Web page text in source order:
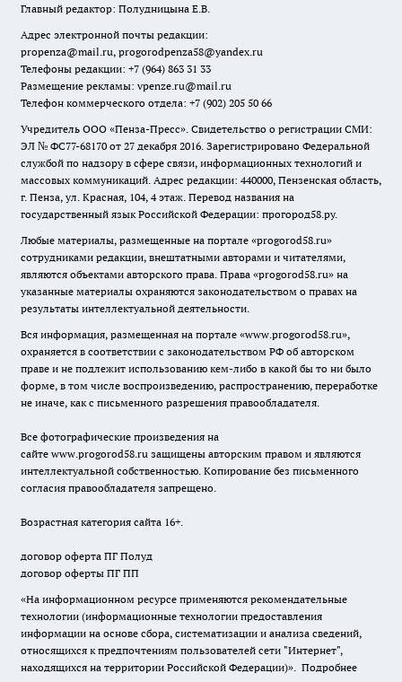
Главный редактор: Полудницына Е.В.
Адрес электронной почты редакции:
propenza@mail.ru, progorodpenza58@yandex.ru
Телефоны редакции: +7 (964) 863 31 33
Размещение рекламы: vpenze.ru@mail.ru
Телефон коммерческого отдела: +7 (902) 205 50 66
Учредитель ООО «Пенза-Пресс». Свидетельство о регистрации СМИ:
ЭЛ № ФС77-68170 от 27 декабря 2016. Зарегистрировано Федеральной
службой по надзору в сфере связи, информационных технологий и
массовых коммуникаций. Адрес редакции: 440000, Пензенская область,
г. Пенза, ул. Красная, 104, 4 этаж. Перевод названия на
государственный язык Российской Федерации: прогород58.ру.
Любые материалы, размещенные на портале «progorod58.ru»
сотрудниками редакции, внештатными авторами и читателями,
являются объектами авторского права. Права «progorod58.ru» на
указанные материалы охраняются законодательством о правах на
результаты интеллектуальной деятельности.
Вся информация, размещенная на портале «www.progorod58.ru»,
охраняется в соответствии с законодательством РФ об авторском
праве и не подлежит использованию кем-либо в какой бы то ни было
форме, в том числе воспроизведению, распространению, переработке
не иначе, как с письменного разрешения правообладателя.
Все фотографические произведения на
сайте www.progorod58.ru защищены авторским правом и являются
интеллектуальной собственностью. Копирование без письменного
согласия правообладателя запрещено.
Возрастная категория сайта 16+.
договор оферта ПГ Полуд
договор оферты ПГ ПП
«На информационном ресурсе применяются рекомендательные
технологии (информационные технологии предоставления
информации на основе сбора, систематизации и анализа сведений,
относящихся к предпочтениям пользователей сети "Интернет",
находящихся на территории Российской Федерации)». Подробнее